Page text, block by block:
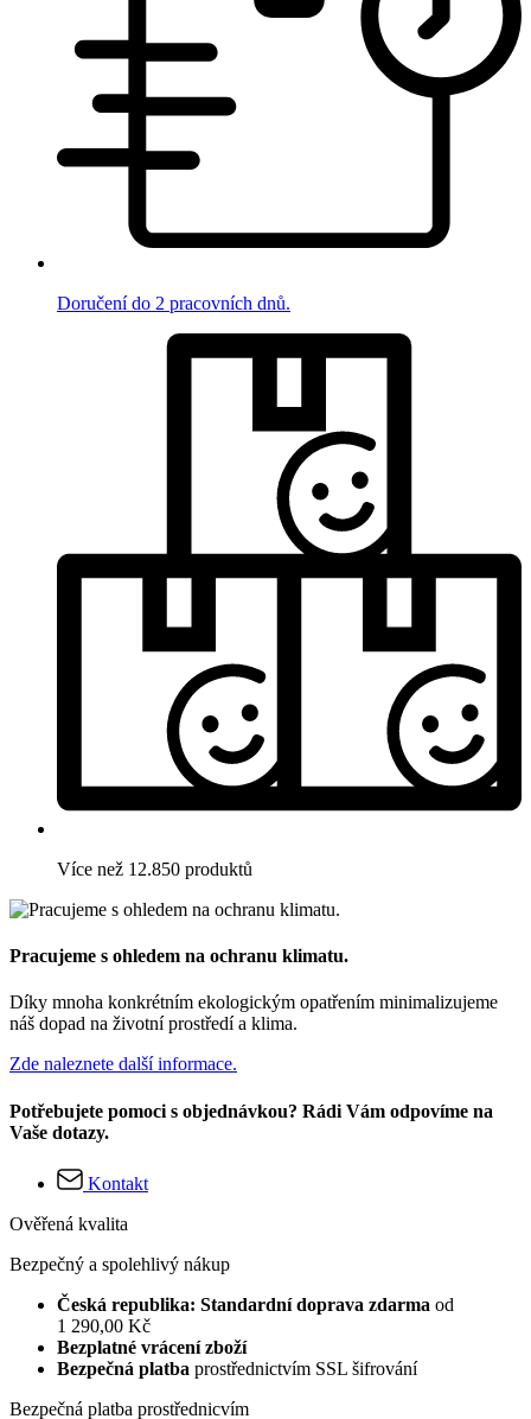
Doručení do 2 pracovních dnů.
Více než 12.850 produktů
Pracujeme s ohledem na ochranu klimatu.
Díky mnoha konkrétním ekologickým opatřením minimalizujeme
náš dopad na životní prostředí a klima.
Zde naleznete další informace.
Potřebujete pomoci s objednávkou? Rádi Vám odpovíme na
Vaše dotazy.
Kontakt
Ověřená kvalita
Bezpečný a spolehlivý nákup
Česká republika: Standardní doprava zdarma od
1 290,00 Kč
Bezplatné vrácení zboží
Bezpečná platba prostřednictvím SSL šifrování
Bezpečná platba prostřednicvím